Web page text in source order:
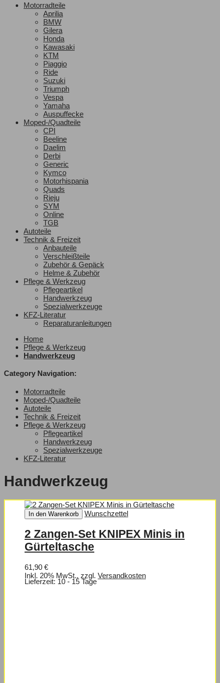
Motorradteile
Aprilia
BMW
Gilera
Honda
Kawasaki
KTM
Piaggio
Ride
Suzuki
Triumph
Vespa
Yamaha
Auspuffecke
Moped-/Quadteile
CPI
Beeline
Daelim
Derbi
Generic
Kymco
Motorhispania
Quads
Rieju
SYM
Online
TGB
Autoteile
Technik & Freizeit
Anbauteile
Verschleißteile
Zubehör & Gepäck
Helme & Zubehör
Pflege & Werkzeug
Pflegeartikel
Handwerkzeug
Spezialwerkzeuge
KFZ-Literatur
Reparaturanleitungen
Home
Pflege & Werkzeug
Handwerkzeug
Category Navigation:
Motorradteile
Moped-/Quadteile
Autoteile
Technik & Freizeit
Pflege & Werkzeug
Pflegeartikel
Handwerkzeug
Spezialwerkzeuge
KFZ-Literatur
Handwerkzeug
In den Warenkorb Wunschzettel
2 Zangen-Set KNIPEX Minis in
Gürteltasche
61,90 €
Inkl. 20% MwSt., zzgl. Versandkosten
Lieferzeit: 10 - 15 Tage